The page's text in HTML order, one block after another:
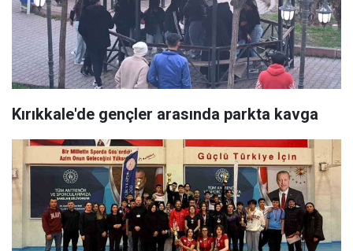
Kırıkkale'de gençler arasında parkta kavga